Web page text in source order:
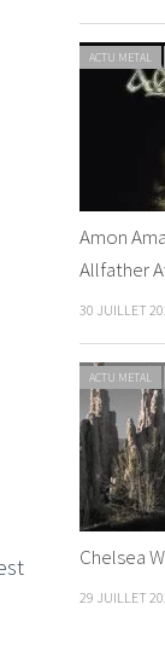
ACTU METAL
Amon
Allfather
30 JUILLET
ACTU METAL
Chelsea
29 JUILLET